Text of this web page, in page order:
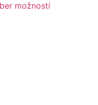
možností